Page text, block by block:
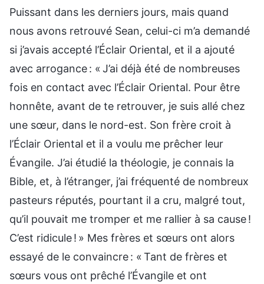
Puissant dans les derniers jours, mais quand
nous avons retrouvé Sean, celui-ci m’a demandé
si j’avais accepté l’Éclair Oriental, et il a ajouté
avec arrogance : « J’ai déjà été de nombreuses
fois en contact avec l’Éclair Oriental. Pour être
honnête, avant de te retrouver, je suis allé chez
une sœur, dans le nord-est. Son frère croit à
l’Éclair Oriental et il a voulu me prêcher leur
Évangile. J’ai étudié la théologie, je connais la
Bible, et, à l’étranger, j’ai fréquenté de nombreux
pasteurs réputés, pourtant il a cru, malgré tout,
qu’il pouvait me tromper et me rallier à sa cause !
C’est ridicule ! » Mes frères et sœurs ont alors
essayé de le convaincre : « Tant de frères et
sœurs vous ont prêché l’Évangile et ont